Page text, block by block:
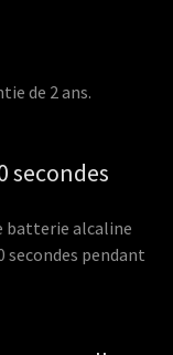
de 2 ans.
secondes
batterie alcaline
pendant